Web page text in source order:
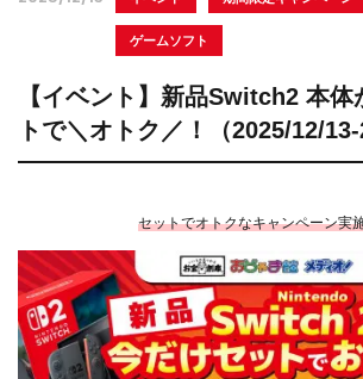
ゲームソフト
【イベント】新品Switch2 本体
トで＼オトク／！（2025/12/13-
セットでオトクなキャンペーン実